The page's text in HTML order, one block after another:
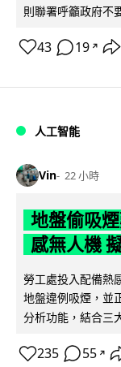
則聯署呼籲政府不
43 19 ↗
人工智能
Vin 22 小時
地盤偷吸
感無人機
勞工處投入配備熱
地盤違例吸煙，並
分析功能，結合三
235 55 ↗